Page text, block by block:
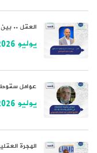
العقل .. بين
يوليو 31,2026
عوامل سقوط
يوليو 29,2026
الهجرة